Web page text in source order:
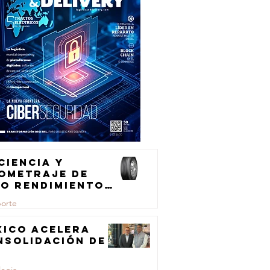
y
de
rendimiento
de
acelera
de